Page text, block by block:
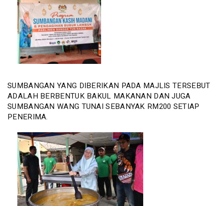
SUMBANGAN YANG DIBERIKAN PADA MAJLIS TERSEBUT
ADALAH BERBENTUK BAKUL MAKANAN DAN JUGA
SUMBANGAN WANG TUNAI SEBANYAK RM200 SETIAP
PENERIMA.